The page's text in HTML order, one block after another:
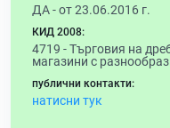
ДА - от 23.06.2016 г.
КИД 2008:
4719 -Търговия на
магазини с
публични контакти:
натисни тук